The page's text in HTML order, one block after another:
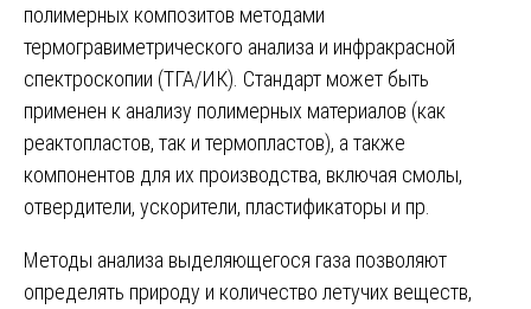
полимерных композитов методами
термогравиметрического анализа и инфракрасной
спектроскопии (ТГА/ИК). Стандарт может быть
применен к анализу полимерных материалов (как
реактопластов, так и термопластов), а также
компонентов для их производства, включая смолы,
отвердители, ускорители, пластификаторы и пр.
Методы анализа выделяющегося газа позволяют
определять природу и количество летучих веществ,